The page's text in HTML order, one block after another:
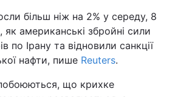
більш ніж на 2% у середу, 8
як американські збройні сили
по Ірану та відновили санкції
нафти, пише Reuters.
що крихке